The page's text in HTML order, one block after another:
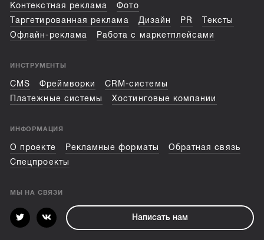
Контекстная реклама
Фото
Таргетированная реклама
Дизайн PR
Тексты
Офлайн-реклама
Работа с маркетплейсами
ИНСТРУМЕНТЫ
CMS Фреймворки
CRM-системы
Платежные системы
Хостинговые компании
ИНФОРМАЦИЯ
О проекте Рекламные форматы
Обратная связь
Спецпроекты
МЫ НА СВЯЗИ
Написать нам